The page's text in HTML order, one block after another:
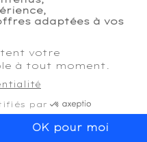
aux mineurs
de ses parents, seul avec
parentale ou avec un
nom, une autorisation de
pour la sortie de
sur un territoire
vous conseillons de